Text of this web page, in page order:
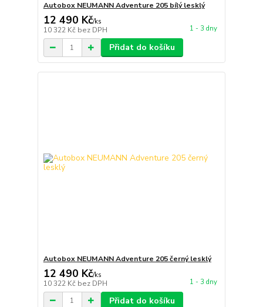
Autobox NEUMANN Adventure 205 bílý lesklý
12 490 Kč/ks
10 322 Kč bez DPH 1 - 3 dny
Přidat do košíku
Autobox NEUMANN Adventure 205 černý lesklý
12 490 Kč/ks
10 322 Kč bez DPH 1 - 3 dny
Přidat do košíku